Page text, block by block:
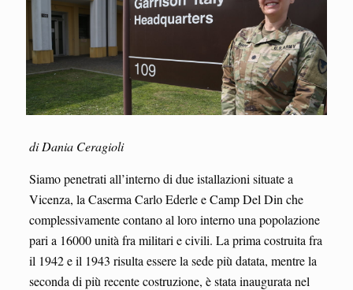
di Dania Ceragioli
Siamo penetrati all’interno di due istallazioni situate a
Vicenza, la Caserma Carlo Ederle e Camp Del Din che
complessivamente contano al loro interno una popolazione
pari a 16000 unità fra militari e civili. La prima costruita fra
il 1942 e il 1943 risulta essere la sede più datata, mentre la
seconda di più recente costruzione, è stata inaugurata nel